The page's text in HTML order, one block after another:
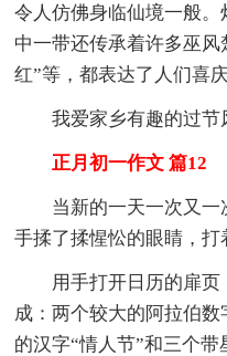
令人仿佛身临仙境一般
中一带还传承着许多巫风
红”等，都表达了人们喜
我爱家乡有趣的过节
正月初一作文 篇12
当新的一天一次又一
手揉了揉惺忪的眼睛，打
用手打开日历的扉页
成：两个较大的阿拉伯数
的汉字“情人节”和三个带